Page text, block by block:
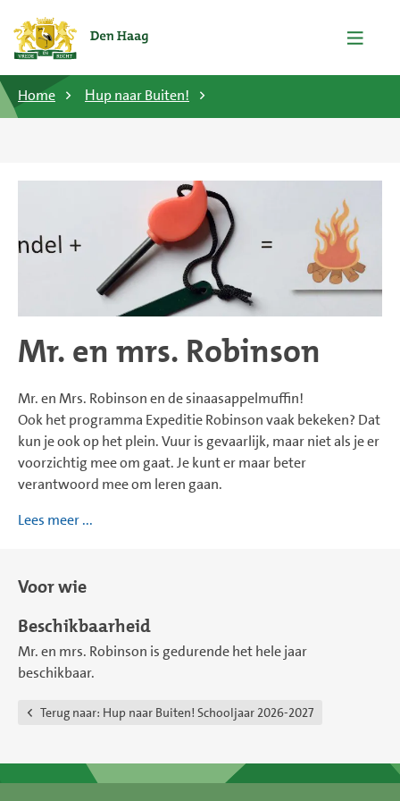
Home Ηup naar Buiten!
Mr. en mrs. Robinson
Mr. en Mrs. Robinson en de sinaasappelmuffin!
Ook het programma Expeditie Robinson vaak bekeken? Dat
kun je ook op het plein. Vuur is gevaarlijk, maar niet als je er
voorzichtig mee om gaat. Je kunt er maar beter
verantwoord mee om leren gaan.
Lees meer ...
Voor wie
Beschikbaarheid
Mr. en mrs. Robinson is gedurende het hele jaar
beschikbaar.
Terug naar: Ηup naar Buiten! Schooljaar 2026-2027